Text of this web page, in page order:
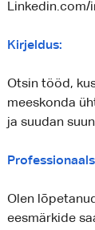
Linkedin.com/
Kirjeldus:
Otsin tööd,
meeskonda
ja suudan
Olen
eesmärkide